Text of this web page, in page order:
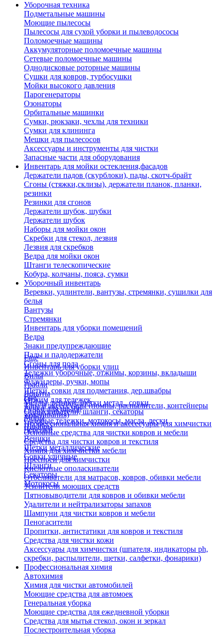
Уборочная техника
Подметальные машины
Моющие пылесосы
Пылесосы для сухой уборки и пылеводососы
Поломоечные машины
Аккумуляторные поломоечные машины
Сетевые поломоечные машины
Однодисковые роторные машины
Сушки для ковров, турбосушки
Мойки высокого давления
Парогенераторы
Озонаторы
Орбитальные машинки
Сумки, рюкзаки, чехлы для техники
Сумки для клининга
Мешки для пылесосов
Аксессуары и инструменты для чистки
Запасные части для оборудования
Инвентарь для мойки остекления,фасадов
Держатели падов (скурблоки), пады, скотч-брайт
Сгоны (стяжки,склизы), держатели планок, планки,
резинки
Резинки для сгонов
Держатели шубок, шубки
Держатели шубок
Наборы для мойки окон
Скребки для стекол, лезвия
Лезвия для скребков
Ведра для мойки окон
Штанги телескопические
Кобура, колчаны, пояса, сумки
Уборочный инвентарь
Веревки, удлинтели, вантузы, стремянки, сушилки для
белья
Вантузы
Стремянки
Инвентарь для уборки помещений
Ведра
Знаки предупреждающие
Пады и падодержатели
Сгоны для пола
Тележки уборочные, отжимы, корзины, вкладыши
Флаундеры, ручки, мопы
Щетки, совки для подметания, дер.швабры
Отжим для тележек
Ручки для швабр
Мопы
Швабры
Еще
Инвентарь для уборки улиц
Вилы
Грабли
Лопаты
Метлы, веники, щетки метал., совки
Опрыскиватели, шланги, секаторы
Садовые тележки, мотокосы, масла, лески
Черенки
Веники
Щетки металлические
Совки уличные
Шланги
Секаторы
Мотокосы
Еще
Тара и аксессуары (помпы, распылители, контейнеры
замачивания)
Профессиональная химия и акссесуары для химчистки
Основные средства для чистки ковров и мебели
Средства для чистки ковров и текстиля
Химия для химчистки мебели
Преспреи для химчистки
Кислотные ополаскиватели
Отбеливатели для матрасов, ковров, обивки мебели
Усилители моющих средств
Пятновыводители для ковров и обивки мебели
Удалители и нейтрализаторы запахов
Шампуни для чистки ковров и мебели
Пеногасители
Пропитки, антистатики для ковров и текстиля
Средства для чистки кожи
Аксессуары для химчистки (шпателя, индикаторы ph,
скребки, распылители, щетки, салфетки, фонарики)
Профессиональная химия
Автохимия
Химия для чистки автомобилей
Моющие средства для автомоек
Генеральная уборка
Моющие средства для ежедневной уборки
Средства для мытья стекол, окон и зеркал
Послестроительная уборка